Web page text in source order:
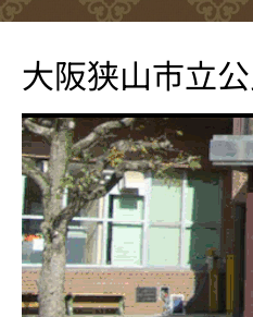
テ
ン
へ
ス
キ
ッ
プ
大阪狭山市立